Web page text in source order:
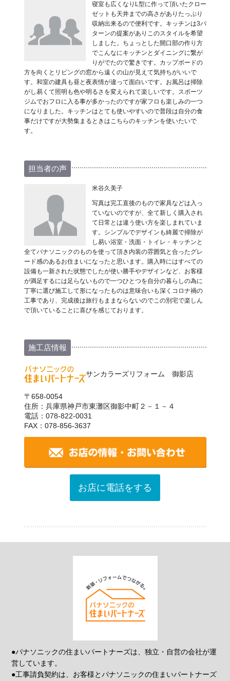
寝室も広くなりL型に作って頂いたクロー
ゼットも天井までの高さがありたっぷり
収納出来るので便利です。キッチンは3パ
ターンの提案がありこのスタイルを希望
しました。ちょっとした開口部の作り方
でこんなにキッチンとダイニングに繋が
りがでたので驚きです。カップボードの
方を向くとリビングの窓から遠くの山が見えて気持ちがいいで
す。和室の建具も昼と夜表情が違って面白いです。お風呂は掃除
がし易くて照明も色や明るさを変えられて楽しいです。スポーツ
ジムでおフロに入る事が多かったのですが家フロも楽しみの一つ
になりました。キッチンはとても使いやすいので普段は自分の食
事だけですが大勢集まるときはこちらのキッチンを使いたいで
す。
担当者の声
米谷久美子
写真は完工直後のもので家具などは入っ
ていないのですが、全て新しく購入され
て日常とは違う使い方を楽しまれていま
す。シンプルでデザインも綺麗で掃除が
し易い浴室・洗面・トイレ・キッチンと
全てパナソニックのものを使って頂き内装の雰囲気と合ったグレ
ード感のあるお住まいになったと思います。購入時にはすべての
設備も一新された状態でしたが使い勝手やデザインなど、お客様
が満足するには足らないもので一つひとつを自分の暮らしの為に
丁寧に選び施工して形になったものは意味合いも深くコロナ禍の
工事であり、完成後は旅行もままならないのでこの別宅で楽しん
で頂いていることに喜びを感じております。
施工店情報
サンカラーズリフォーム 御影店
〒658-0054
住所：兵庫県神戸市東灘区御影中町２－１－４
電話：078-822-0031
FAX：078-856-3637
お店に電話をする
●パナソニックの住まいパートナーズは、独立・自営の会社が運
営しています。
●工事請負契約は、お客様とパナソニックの住まいパートナーズ